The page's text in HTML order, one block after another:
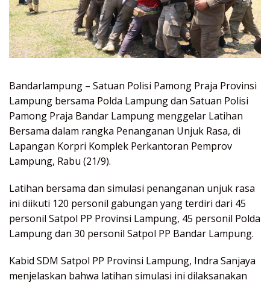
Bandarlampung – Satuan Polisi Pamong Praja Provinsi
Lampung bersama Polda Lampung dan Satuan Polisi
Pamong Praja Bandar Lampung menggelar Latihan
Bersama dalam rangka Penanganan Unjuk Rasa, di
Lapangan Korpri Komplek Perkantoran Pemprov
Lampung, Rabu (21/9).
Latihan bersama dan simulasi penanganan unjuk rasa
ini diikuti 120 personil gabungan yang terdiri dari 45
personil Satpol PP Provinsi Lampung, 45 personil Polda
Lampung dan 30 personil Satpol PP Bandar Lampung.
Kabid SDM Satpol PP Provinsi Lampung, Indra Sanjaya
menjelaskan bahwa latihan simulasi ini dilaksanakan